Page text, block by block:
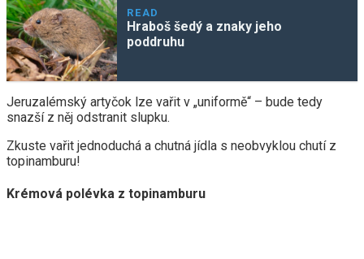
READ
Hraboš šedý a znaky jeho
poddruhu
Jeruzalémský artyčok lze vařit v „uniformě“ – bude tedy
snazší z něj odstranit slupku.
Zkuste vařit jednoduchá a chutná jídla s neobvyklou chutí z
topinamburu!
Krémová polévka z topinamburu